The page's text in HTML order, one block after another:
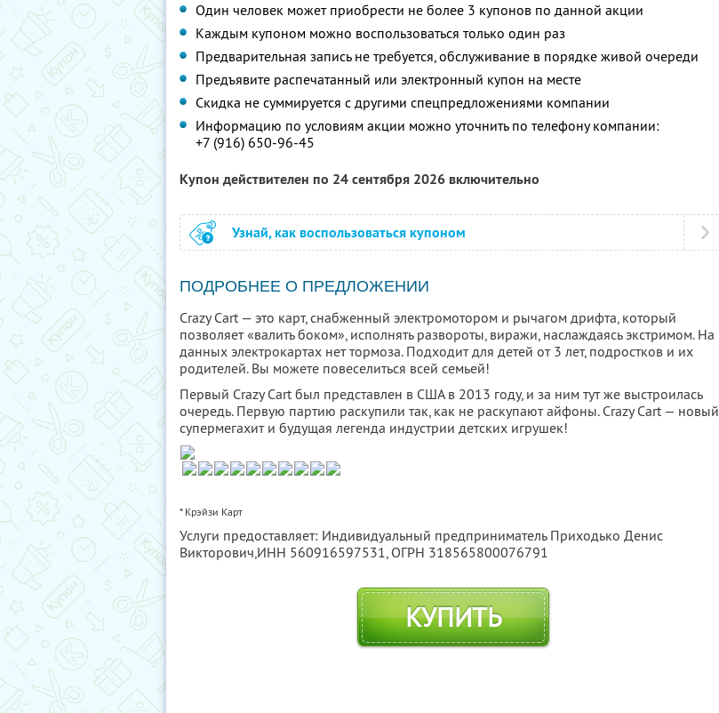
Один человек может приобрести не более 3 купонов по данной акции
Каждым купоном можно воспользоваться только один раз
Предварительная запись не требуется, обслуживание в порядке живой очереди
Предъявите распечатанный или электронный купон на месте
Скидка не суммируется с другими спецпредложениями компании
Информацию по условиям акции можно уточнить по телефону компании:
+7 (916) 650-96-45
Купон действителен по 24 сентября 2026 включительно
Узнай, как воспользоваться купоном
ПОДРОБНЕЕ О ПРЕДЛОЖЕНИИ
Crazy Cart — это карт, снабженный электромотором и рычагом дрифта, который
позволяет «валить боком», исполнять развороты, виражи, наслаждаясь экстримом. На
данных электрокартах нет тормоза. Подходит для детей от 3 лет, подростков и их
родителей. Вы можете повеселиться всей семьей!
Первый Crazy Cart был представлен в США в 2013 году, и за ним тут же выстроилась
очередь. Первую партию раскупили так, как не раскупают айфоны. Crazy Cart — новый
супермегахит и будущая легенда индустрии детских игрушек!
* Крэйзи Карт
Услуги предоставляет: Индивидуальный предприниматель Приходько Денис
Викторович,ИНН 560916597531, ОГРН 318565800076791
КУПИТЬ